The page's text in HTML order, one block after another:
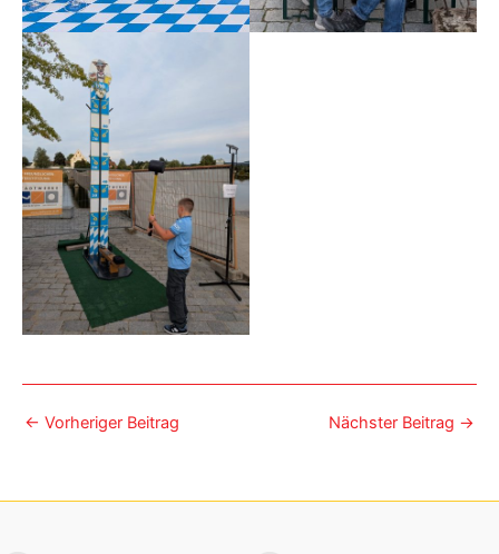
← Vorheriger Beitrag Nächster Beitrag →